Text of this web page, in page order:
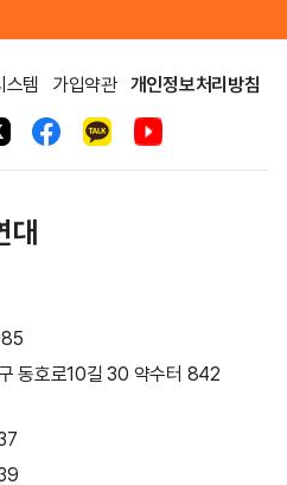
스템 가입약관 개인정보처리방침
대
동호로10길 30 약수터 842